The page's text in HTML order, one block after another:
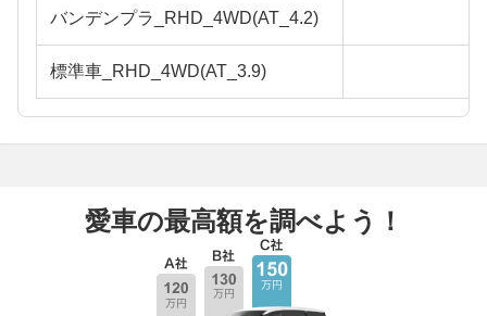
バンデンプラ_RHD_4WD(AT_4.2)
標準車_RHD_4WD(AT_3.9)
愛車の最高額を調べよう！